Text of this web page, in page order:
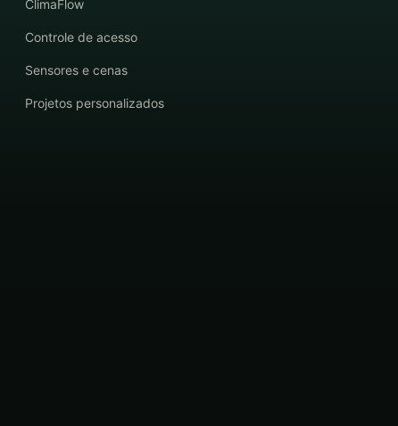
ClimaFlow
Controle de acesso
Sensores e cenas
Projetos personalizados